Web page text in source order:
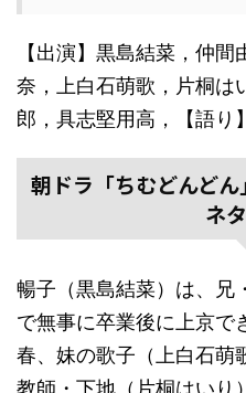
【出演】黒島結菜，仲
奈，上白石萌歌，片桐は
郎，具志堅用高，【語り
朝ドラ「ちむどんど
ネ
暢子（黒島結菜）は、兄
で無事に卒業後に上京で
春、妹の歌子（上白石萌
教師・下地（片桐はいり